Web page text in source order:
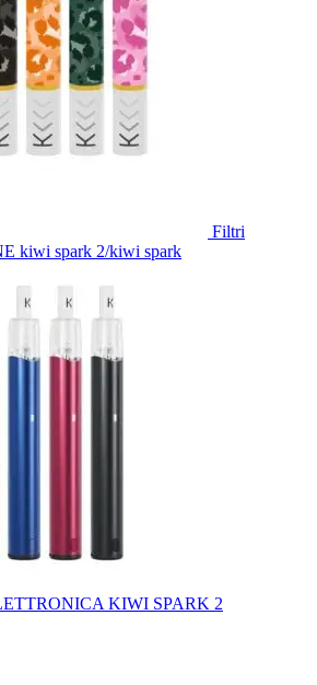
Filtri
kiwi spark 2/kiwi spark
KIWI SPARK 2